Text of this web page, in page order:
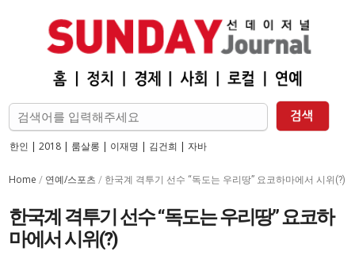
한인 | 2018| 룸살롱 | 이재명 | 김건희 | 자바
Home / 연예/스포츠 / 한국계 격투기 선수 “독도는 우리땅” 요코하마에서 시위(?)
한국계 격투기 선수 “독도는 우리땅” 요코하
마에서 시위(?)